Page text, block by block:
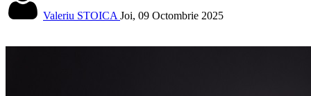
Valeriu STOICA Joi, 09 Octombrie 2025